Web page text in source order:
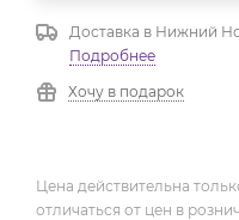
Доставка в Нижний
Подробнее
Хочу в подарок
Цена действительна
отличаться от цен в